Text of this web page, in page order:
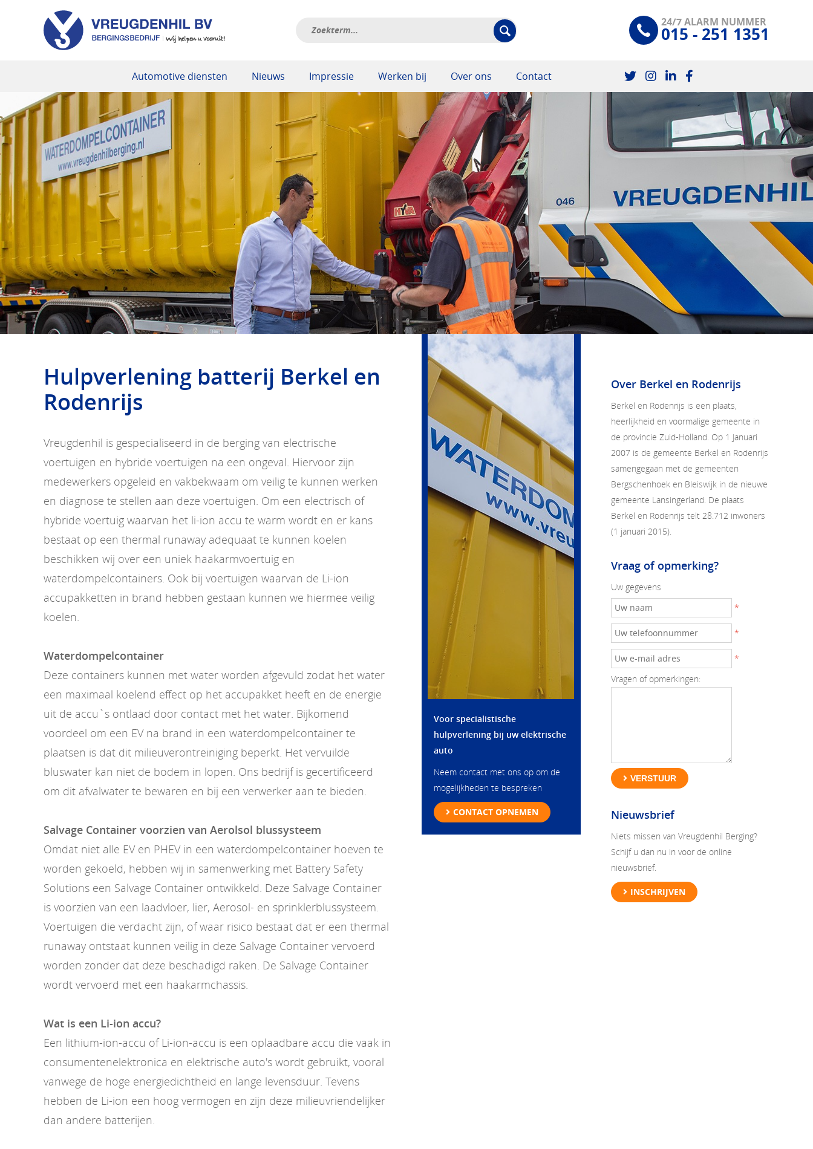
24/7 ALARM NUMMER
015 - 251 1351
Automotive diensten Nieuws Impressie Werken bij Over ons Contact
Hulpverlening batterij Berkel en
Rodenrijs
Vreugdenhil is gespecialiseerd in de berging van electrische
voertuigen en hybride voertuigen na een ongeval. Hiervoor zijn
medewerkers opgeleid en vakbekwaam om veilig te kunnen werken
en diagnose te stellen aan deze voertuigen. Om een electrisch of
hybride voertuig waarvan het li-ion accu te warm wordt en er kans
bestaat op een thermal runaway adequaat te kunnen koelen
beschikken wij over een uniek haakarmvoertuig en
waterdompelcontainers. Ook bij voertuigen waarvan de Li-ion
accupakketten in brand hebben gestaan kunnen we hiermee veilig
koelen.
Waterdompelcontainer
Deze containers kunnen met water worden afgevuld zodat het water
een maximaal koelend effect op het accupakket heeft en de energie
uit de accu`s ontlaad door contact met het water. Bijkomend
voordeel om een EV na brand in een waterdompelcontainer te
plaatsen is dat dit milieuverontreiniging beperkt. Het vervuilde
bluswater kan niet de bodem in lopen. Ons bedrijf is gecertificeerd
om dit afvalwater te bewaren en bij een verwerker aan te bieden.
Salvage Container voorzien van Aerolsol blussysteem
Omdat niet alle EV en PHEV in een waterdompelcontainer hoeven te
worden gekoeld, hebben wij in samenwerking met Battery Safety
Solutions een Salvage Container ontwikkeld. Deze Salvage Container
is voorzien van een laadvloer, lier, Aerosol- en sprinklerblussysteem.
Voertuigen die verdacht zijn, of waar risico bestaat dat er een thermal
runaway ontstaat kunnen veilig in deze Salvage Container vervoerd
worden zonder dat deze beschadigd raken. De Salvage Container
wordt vervoerd met een haakarmchassis.
Wat is een Li-ion accu?
Een lithium-ion-accu of Li-ion-accu is een oplaadbare accu die vaak in
consumentenelektronica en elektrische auto's wordt gebruikt, vooral
vanwege de hoge energiedichtheid en lange levensduur. Tevens
hebben de Li-ion een hoog vermogen en zijn deze milieuvriendelijker
dan andere batterijen.
Voor specialistische
hulpverlening bij uw elektrische
auto
Neem contact met ons op om de
mogelijkheden te bespreken
CONTACT OPNEMEN
Over Berkel en Rodenrijs
Berkel en Rodenrijs is een plaats,
heerlijkheid en voormalige gemeente in
de provincie Zuid-Holland. Op 1 Januari
2007 is de gemeente Berkel en Rodenrijs
samengegaan met de gemeenten
Bergschenhoek en Bleiswijk in de nieuwe
gemeente Lansingerland. De plaats
Berkel en Rodenrijs telt 28.712 inwoners
(1 januari 2015).
Vraag of opmerking?
Uw gegevens
*
*
*
Vragen of opmerkingen:
VERSTUUR
Nieuwsbrief
Niets missen van Vreugdenhil Berging?
Schijf u dan nu in voor de online
nieuwsbrief.
INSCHRIJVEN